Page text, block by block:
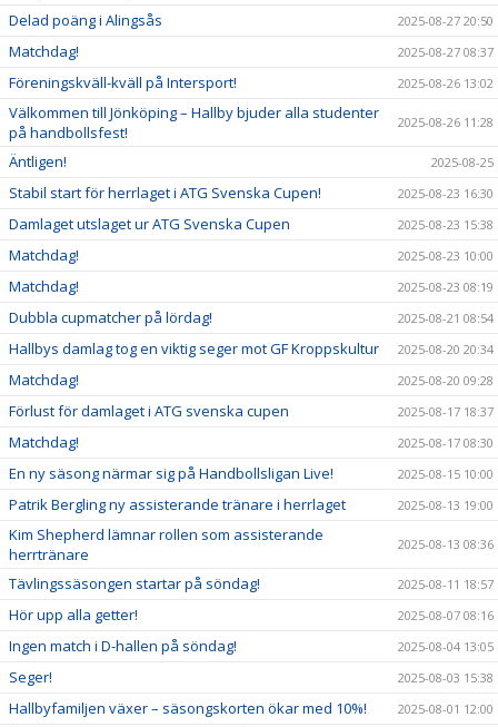
Delad poäng i Alingsås 2025-08-27 20:50
Matchdag! 2025-08-27 08:37
Föreningskväll-kväll på Intersport! 2025-08-26 13:02
Välkommen till Jönköping – Hallby bjuder alla studenter
på handbollsfest!
2025-08-26 11:28
Äntligen! 2025-08-25
Stabil start för herrlaget i ATG Svenska Cupen! 2025-08-23 16:30
Damlaget utslaget ur ATG Svenska Cupen 2025-08-23 15:38
Matchdag! 2025-08-23 10:00
Matchdag! 2025-08-23 08:19
Dubbla cupmatcher på lördag! 2025-08-21 08:54
Hallbys damlag tog en viktig seger mot GF Kroppskultur 2025-08-20 20:34
Matchdag! 2025-08-20 09:28
Förlust för damlaget i ATG svenska cupen 2025-08-17 18:37
Matchdag! 2025-08-17 08:30
En ny säsong närmar sig på Handbollsligan Live! 2025-08-15 10:00
Patrik Bergling ny assisterande tränare i herrlaget 2025-08-13 19:00
Kim Shepherd lämnar rollen som assisterande
herrtränare
2025-08-13 08:36
Tävlingssäsongen startar på söndag! 2025-08-11 18:57
Hör upp alla getter! 2025-08-07 08:16
Ingen match i D-hallen på söndag! 2025-08-04 13:05
Seger! 2025-08-03 15:38
Hallbyfamiljen växer – säsongskorten ökar med 10%! 2025-08-01 12:00